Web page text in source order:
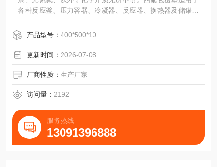
各种反应釜、压力容器、冷凝器、反应器、换热器及储罐的
工 .制药等设备的高洁度绿色环保密封产品。
产品型号：400*500*10
更新时间： 2026-07-08
厂商性质：生产厂家
访问量： 2192
服务热线
13091396888